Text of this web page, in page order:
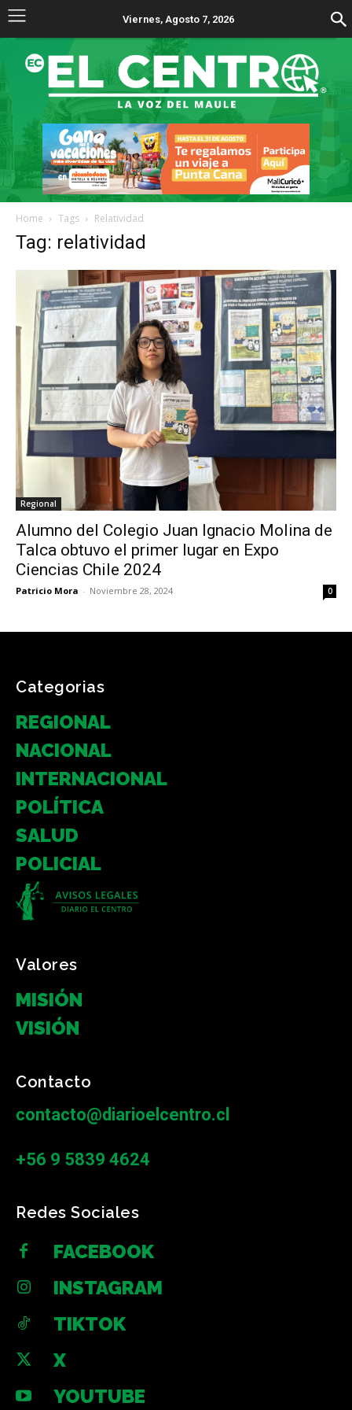
Viernes, Agosto 7, 2026
Home Tags Relatividad
Tag: relatividad
Regional
Alumno del Colegio Juan Ignacio Molina de
Talca obtuvo el primer lugar en Expo
Ciencias Chile 2024
Patricio Mora - Noviembre 28, 2024 0
Categorias
REGIONAL
NACIONAL
INTERNACIONAL
POLÍTICA
SALUD
POLICIAL
Valores
MISIÓN
VISIÓN
Contacto
contacto@diarioelcentro.cl
+56 9 5839 4624
Redes Sociales
FACEBOOK
INSTAGRAM
TIKTOK
X
YOUTUBE